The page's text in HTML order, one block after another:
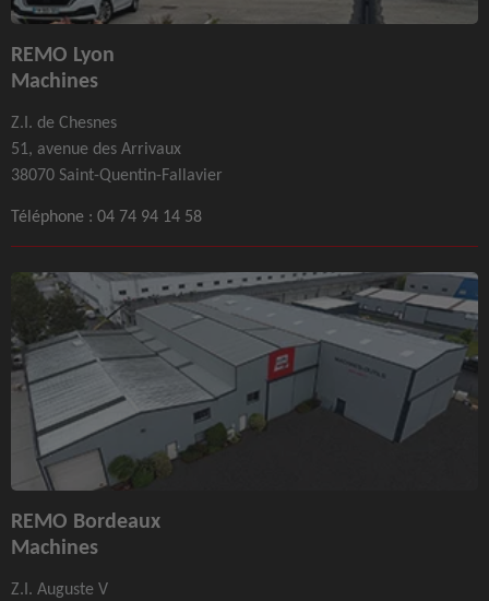
REMO Lyon
Machines
Z.I. de Chesnes
51, avenue des Arrivaux
38070 Saint-Quentin-Fallavier
Téléphone : 04 74 94 14 58
REMO Bordeaux
Machines
Z.I. Auguste V